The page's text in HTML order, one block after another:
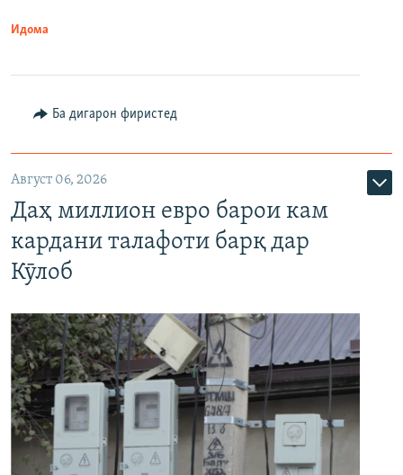
Идома
Ба дигарон фиристед
Август 06, 2026
Даҳ миллион евро барои кам
кардани талафоти барқ дар
Кӯлоб